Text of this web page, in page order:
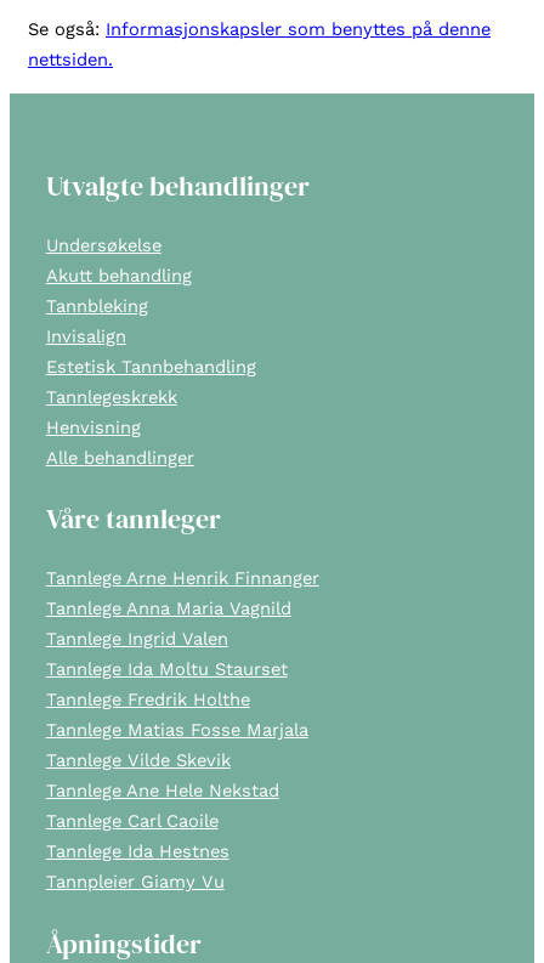
Se også: Informasjonskapsler som benyttes på denne
nettsiden.
Utvalgte behandlinger
Undersøkelse
Akutt behandling
Tannbleking
Invisalign
Estetisk Tannbehandling
Tannlegeskrekk
Henvisning
Alle behandlinger
Våre tannleger
Tannlege Arne Henrik Finnanger
Tannlege Anna Maria Vagnild
Tannlege Ingrid Valen
Tannlege Ida Moltu Staurset
Tannlege Fredrik Holthe
Tannlege Matias Fosse Marjala
Tannlege Vilde Skevik
Tannlege Ane Hele Nekstad
Tannlege Carl Caoile
Tannlege Ida Hestnes
Tannpleier Giamy Vu
Åpningstider